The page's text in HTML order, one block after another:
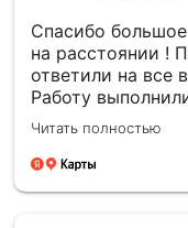
Спасибо
на расстоянии !
ответили на все
Работу
раньше даты в
, сумма НЕ
Читать полностью